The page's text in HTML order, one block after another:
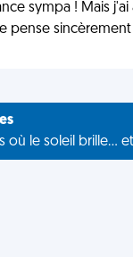
sympa ! Mais
pense
où le soleil brille...